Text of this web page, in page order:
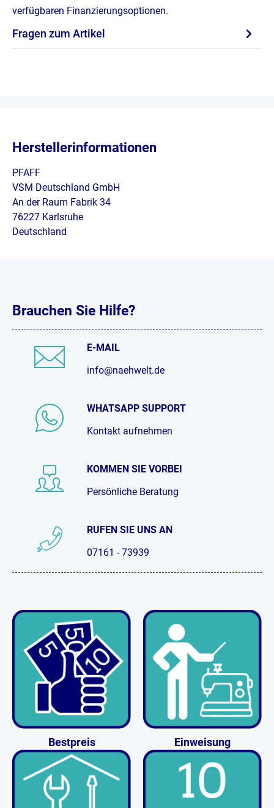
verfügbaren Finanzierungsoptionen.
Fragen zum Artikel
Herstellerinformationen
PFAFF
VSM Deutschland GmbH
An der Raum Fabrik 34
76227 Karlsruhe
Deutschland
Brauchen Sie Hilfe?
E-MAIL
info@naehwelt.de
WHATSAPP SUPPORT
Kontakt aufnehmen
KOMMEN SIE VORBEI
Persönliche Beratung
RUFEN SIE UNS AN
07161 - 73939
Bestpreis Einweisung